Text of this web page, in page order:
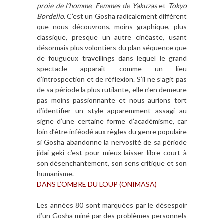
proie de l’homme, Femmes de Yakuzaset Tokyo
Bordello. C’est un Gosha radicalement différent
que nous découvrons, moins graphique, plus
classique, presque un autre cinéaste, usant
désormais plus volontiers du plan séquence que
de fougueux travellings dans lequel le grand
spectacle apparaît comme un lieu
d’introspection et de réflexion. S’il ne s’agit pas
de sa période la plus rutilante, elle n’en demeure
pas moins passionnante et nous aurions tort
d’identifier un style apparemment assagi au
signe d’une certaine forme d’académisme, car
loin d’être inféodé aux règles du genre populaire
si Gosha abandonne la nervosité de sa période
jidai-geki c’est pour mieux laisser libre court à
son désenchantement, son sens critique et son
humanisme.
DANS L’OMBRE DU LOUP (ONIMASA)
Les années 80 sont marquées par le désespoir
d’un Gosha miné par des problèmes personnels